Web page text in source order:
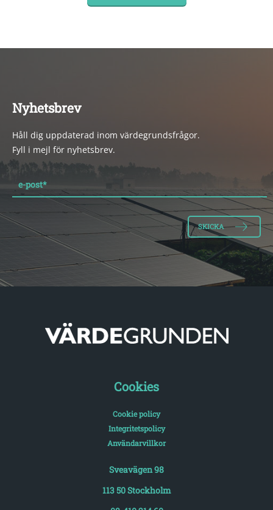
Nyhetsbrev
Håll dig uppdaterad inom värdegrundsfrågor.
Fyll i mejl för nyhetsbrev.
e-post*
Cookies
Cookie policy
Integritetspolicy
Användarvillkor
Sveavägen 98
113 50 Stockholm